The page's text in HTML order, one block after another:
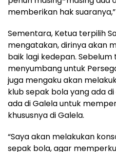
memberikan hak
Sementara, Ketua terpilih
mengatakan, dirinya akan
baik lagi kedepan. Sebelum
menyumbang untuk
juga mengaku akan
klub sepak bola yang ada
ada di Galela untuk
khususnya di Galela.
“Saya akan melakukan
sepak bola, agar